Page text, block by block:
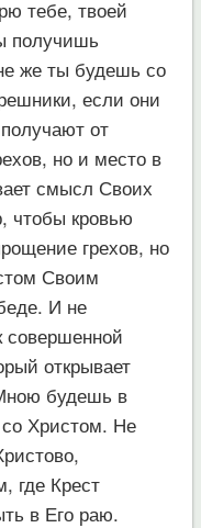
тебе, твоей
получишь
же ты будешь со
если они
от
но и место в
смысл Своих
чтобы кровью
грехов, но
Своим
И не
совершенной
открывает
будешь в
Христом. Не
где Крест
в Его раю.